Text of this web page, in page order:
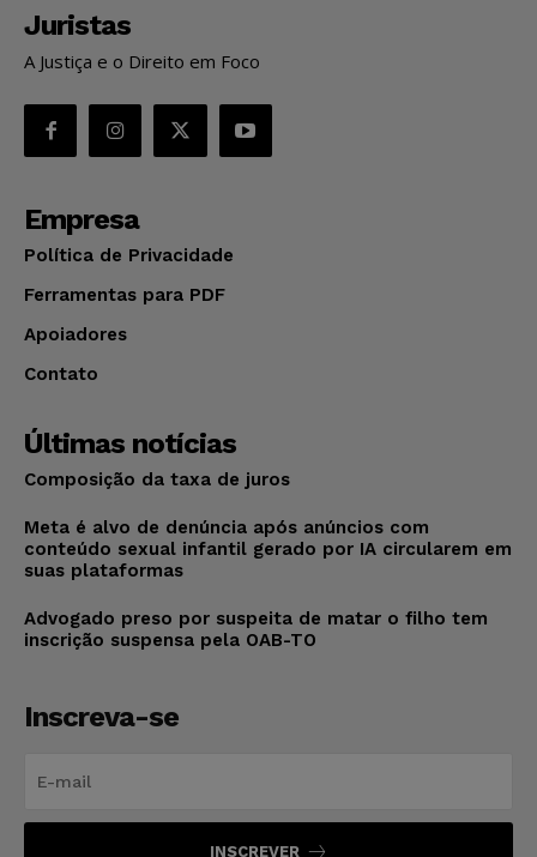
Juristas
A Justiça e o Direito em Foco
Empresa
Política de Privacidade
Ferramentas para PDF
Apoiadores
Contato
Últimas notícias
Composição da taxa de juros
Meta é alvo de denúncia após anúncios com
conteúdo sexual infantil gerado por IA circularem em
suas plataformas
Advogado preso por suspeita de matar o filho tem
inscrição suspensa pela OAB-TO
Inscreva-se
INSCREVER